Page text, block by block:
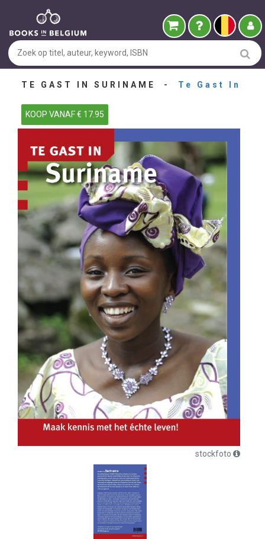
TE GAST IN SURINAME - Te Gast In
KOOP VANAF € 17.95
stockfoto